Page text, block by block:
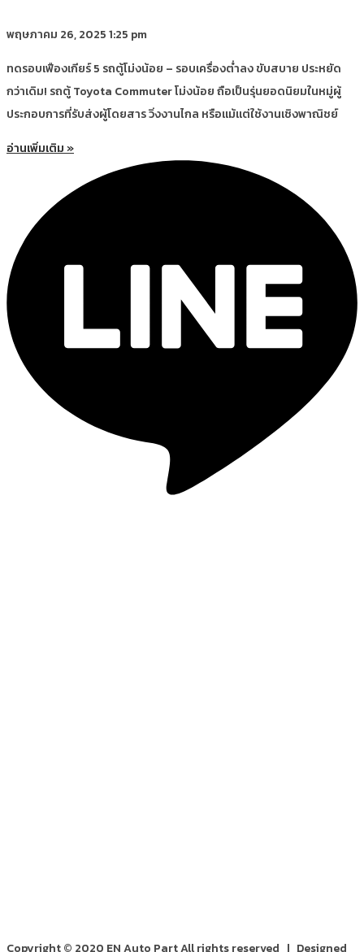
พฤษภาคม 26, 20251:25 pm
ทดรอบเฟืองเกียร์ 5 รถตู้โม่งน้อย – รอบเครื่องต่ำลง ขับสบาย ประหยัด
กว่าเดิม! รถตู้ Toyota Commuter โม่งน้อย ถือเป็นรุ่นยอดนิยมในหมู่ผู้
ประกอบการที่รับส่งผู้โดยสาร วิ่งงานไกล หรือแม้แต่ใช้งานเชิงพาณิชย์
อ่านเพิ่มเติม »
Copyright © 2020 EN Auto Part All rights reserved | Designed